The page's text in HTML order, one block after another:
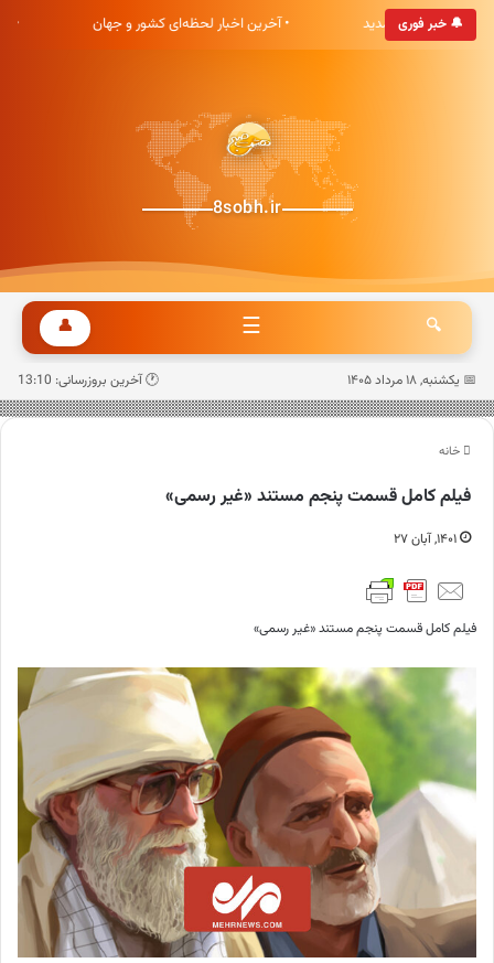
🔔 خبر فوری
هشت صبح خوش آمدید • آخرین اخبار لحظه‌ای کشور و جهان
8sobh.ir
🔍
☰
👤
📅 یکشنبه, ۱۸ مرداد ۱۴۰۵ 🕐 آخرین بروزرسانی: 13:10
خانه
فیلم کامل قسمت پنجم مستند «غیر رسمی»
۱۴۰۱, آبان ۲۷
فیلم کامل قسمت پنجم مستند «غیر رسمی»